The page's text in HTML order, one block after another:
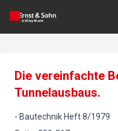
Die vereinfachte
Tunnelausbaus.
- Bautechnik Heft8/1979